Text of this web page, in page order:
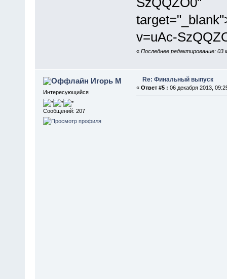
v=uAc-
« Последнее редактирование: 03
Игорь М
Интересующийся
Сообщений: 207
Re: Финальный выпуск
« Ответ #5 : 06 декабря 2013,